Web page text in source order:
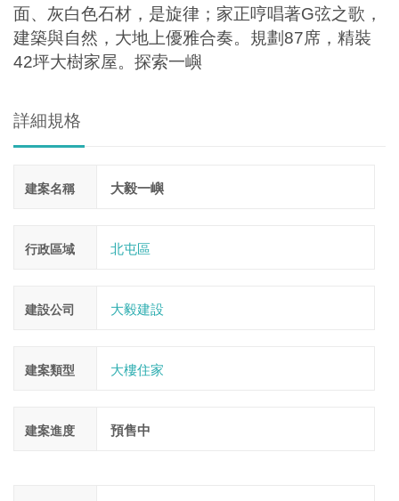
面、灰白色石材，是旋律；家正哼唱著G弦之歌，
建築與自然，大地上優雅合奏。規劃87席，精裝
42坪大樹家屋。探索一嶼
詳細規格
建案名稱 大毅一嶼
行政區域 北屯區
建設公司 大毅建設
建案類型 大樓住家
建案進度 預售中